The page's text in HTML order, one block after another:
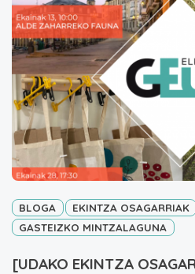
BLOGA
EKINTZA OSAGARRIAK
GASTEIZKO MINTZALAGUNA
[UDAKO EKINTZA